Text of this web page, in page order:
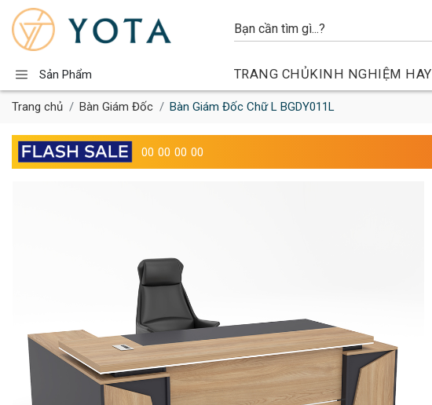
Sản Phẩm TRANG CHỦKINH NGHIỆM HAY
Trang chủ Bàn Giám Đốc Bàn Giám Đốc Chữ L BGDY011L
00 00 00 00